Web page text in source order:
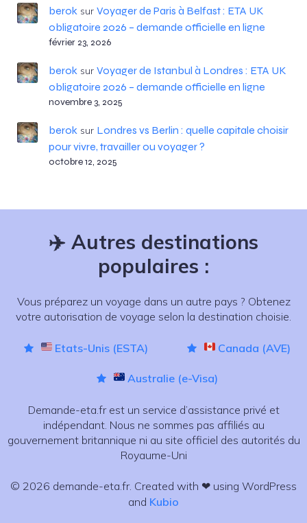
beroksur Voyager de Paris à Belfast : ETA UK
obligatoire 2026 – demande officielle en ligne
février 23, 2026
beroksur Voyager de Istanbul à Londres : ETA UK
obligatoire 2026 – demande officielle en ligne
novembre 3, 2025
beroksur Londres vs Berlin : quelle capitale choisir
pour vivre, travailler ou voyager ?
octobre 12, 2025
✈️ Autres destinations
populaires :
Vous préparez un voyage dans un autre pays ? Obtenez
votre autorisation de voyage selon la destination choisie.
Etats-Unis (ESTA) Canada (AVE)
Australie (e-Visa)
Demande-eta.fr est un service d’assistance privé et
indépendant. Nous ne sommes pas affiliés au
gouvernement britannique ni au site officiel des autorités du
Royaume-Uni
© 2026 demande-eta.fr. Created with ❤ using WordPress
and Kubio